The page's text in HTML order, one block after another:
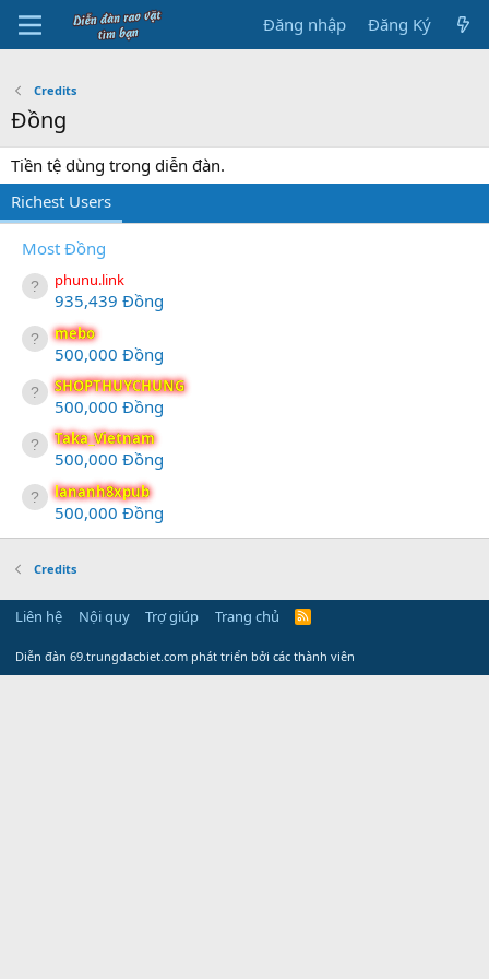
Đăng nhập Đăng Ký
Credits
Đồng
Tiền tệ dùng trong diễn đàn.
Richest Users
Most Đồng
phunu.link
935,439 Đồng
mebo
500,000 Đồng
SHOPTHUYCHUNG
500,000 Đồng
Taka_Vietnam
500,000 Đồng
lananh8xpub
500,000 Đồng
Credits
Liên hệ Nội quy Trợ giúp Trang chủ
R
S
Diễn đàn 69.trungdacbiet.com phát triển bởi các thành viên